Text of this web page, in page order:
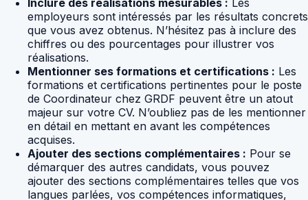
employeurs sont intéressés par les résultats concrets
que vous avez obtenus. N’hésitez pas à inclure des
chiffres ou des pourcentages pour illustrer vos
réalisations.
Mentionner ses formations et certifications : Les
formations et certifications pertinentes pour le poste
de Coordinateur chez GRDF peuvent être un atout
majeur sur votre CV. N’oubliez pas de les mentionner
en détail en mettant en avant les compétences
acquises.
Ajouter des sections complémentaires : Pour se
démarquer des autres candidats, vous pouvez
ajouter des sections complémentaires telles que vos
langues parlées, vos compétences informatiques,